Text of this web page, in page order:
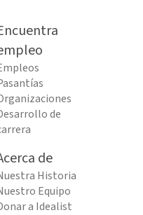
de
de
Historia
Equipo
a Idealist